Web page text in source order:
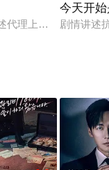
勇敢、真挚、有爱
代理上流阶层案件
今天开
剧情讲述